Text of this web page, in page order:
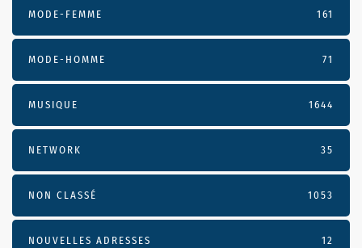
MODE-FEMME 161
MODE-HOMME 71
MUSIQUE 1644
NETWORK 35
NON CLASSÉ 1053
NOUVELLES ADRESSES 12